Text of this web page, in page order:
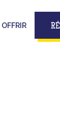
OFFRIR